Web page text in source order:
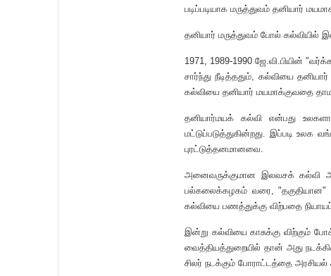
படிப்படியாக மருத்துவம் தனியார்
தனியார் மருத்துவம் போல் கல்வியில்
1971, 1989-1990 ஜே.வி.பியின்
சார்ந்து நீடித்ததும், கல்வியை
கல்வியை தனியார் மயமாக்குவதை
தனியார்மயக் கல்வி என்பது
மட்டுப்படுத்துகின்றது. இப்படி
புரட்டுத்தனமானவை.
அனைவருக்குமான இலவசக் கல்வி
பல்கலைக்கழகம் வரை, "தகுதியான"
கல்வியை பணத்துக்கு விற்பதை
இன்று கல்வியை காசுக்கு விற்கும்
வைத்தியத்துறையில் தான் அது
சிலர் நடக்கும் போராட்டத்தை